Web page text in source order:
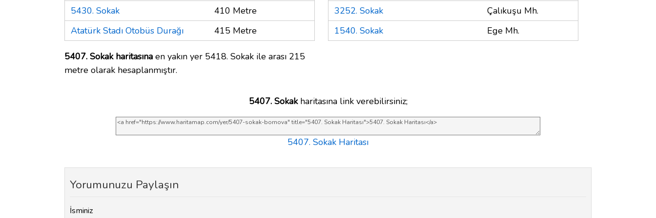
5430. Sokak
410 Metre
Atatürk Stadı Otobüs Durağı
415 Metre
5407. Sokak haritasına en yakın yer 5418. Sokak ile arası 215
metre olarak hesaplanmıştır.
3252. Sokak
Çalıkuşu Mh.
1540. Sokak
Ege Mh.
5407. Sokakharitasına link verebilirsiniz;
5407. Sokak Haritası
Yorumunuzu Paylaşın
İsminiz